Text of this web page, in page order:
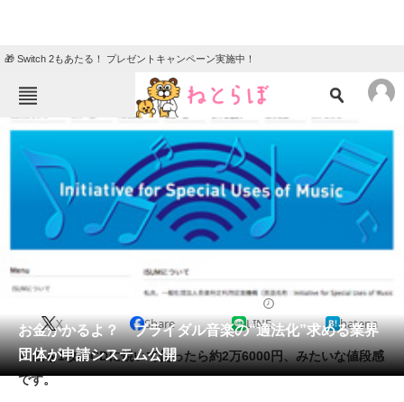
🎁 Switch 2もあたる！ プレゼントキャンペーン実施中！
ねとらぼメニュー
TOP ニュース
エンタメ クイズ
地域
住まい
動物 リサーチ
会員記事
メディア
お金かかるよ？ ブライダル音楽の“適法化”求める業界
団体が申請システム公開
X Share LINE hatena
10曲を1枚のCDに焼いて使ったら約2万6000円、みたいな値段感
です。